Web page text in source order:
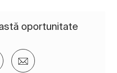
oportunitate
prin twitterprin LinkedIn
Distribuiți prin e-